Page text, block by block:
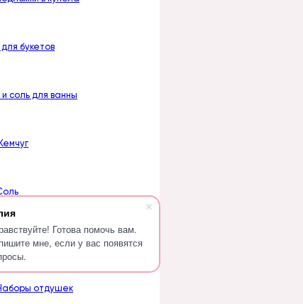
Готова помочь вам.
мне, если у вас появятся
букетов
соль для ванны
косметические
отдушек